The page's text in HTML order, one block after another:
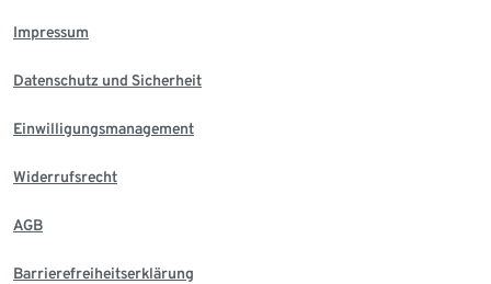
Impressum
Datenschutz und Sicherheit
Einwilligungsmanagement
Widerrufsrecht
AGB
Barrierefreiheitserklärung